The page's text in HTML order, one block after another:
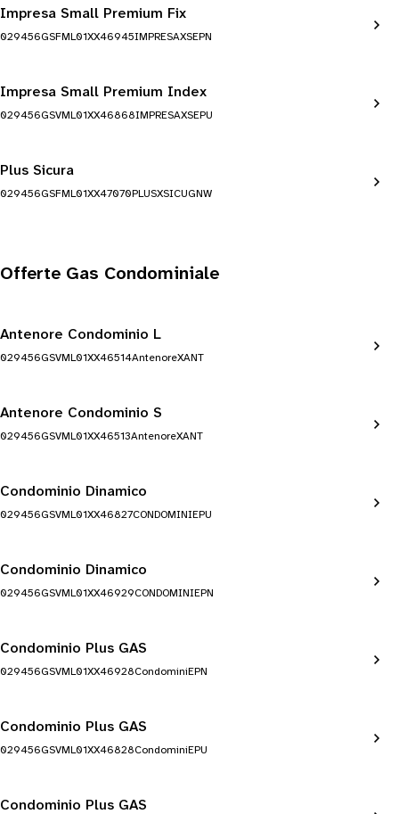
Impresa Small Premium Fix
029456GSFML01XX46945IMPRESAXSEPN
Impresa Small Premium Index
029456GSVML01XX46868IMPRESAXSEPU
Plus Sicura
029456GSFML01XX47070PLUSXSICUGNW
Offerte Gas Condominiale
Antenore Condominio L
029456GSVML01XX46514AntenoreXANT
Antenore Condominio S
029456GSVML01XX46513AntenoreXANT
Condominio Dinamico
029456GSVML01XX46827CONDOMINIEPU
Condominio Dinamico
029456GSVML01XX46929CONDOMINIEPN
Condominio Plus GAS
029456GSVML01XX46928CondominiEPN
Condominio Plus GAS
029456GSVML01XX46828CondominiEPU
Condominio Plus GAS